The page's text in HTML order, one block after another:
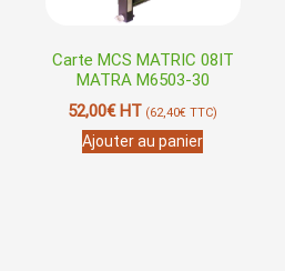
Carte MCS MATRIC 08IT
MATRA M6503-30
52,00€HT (62,40€ TTC)
Ajouter au panier